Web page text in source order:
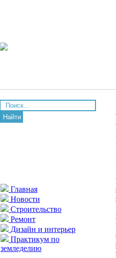
Найти
Главная
Новости
Строительство
Ремонт
Дизайн и интерьер
Практикум по
земледелию